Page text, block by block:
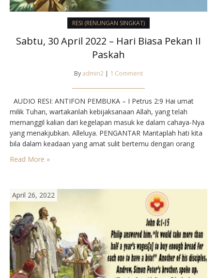
RESI (RENUNGAN SINGKAT)
Sabtu, 30 April 2022 – Hari Biasa Pekan II
Paskah
By admin2 | 1 Comment
AUDIO RESI: ANTIFON PEMBUKA – I Petrus 2:9 Hai umat
milik Tuhan, wartakanlah kebijaksanaan Allah, yang telah
memanggil kalian dari kegelapan masuk ke dalam cahaya-Nya
yang menakjubkan. Alleluya. PENGANTAR Mantaplah hati kita
bila dalam keadaan yang amat sulit bertemu dengan orang
janganlah takut. Aku masih ada.” Para murid Yesus pernah
Read More »
April 26, 2022